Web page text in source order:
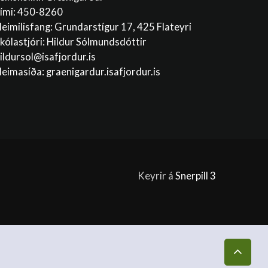
450-8260
Grundarstígur 17, 425 Flateyri
Hildur Sólmundsdóttir
graenigardur.isafjordur.is
Keyrir á Snerpill 3